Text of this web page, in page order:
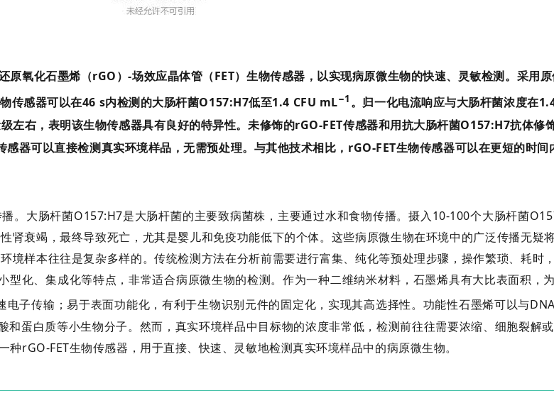
氧化石墨烯（rGO）-场效应晶体管（FET）生物传感器，以实现病原微生物的快速、灵敏检测。采用
传感器可以在46 s内检测的大肠杆菌O157:H7低至1.4 CFU mL−1 。归一化电流响应与大肠杆菌浓度在
右，表明该生物传感器具有良好的特异性。未修饰的rGO-FET传感器和用抗大肠杆菌O157:H7抗体修
器可以直接检测真实环境样品，无需预处理。与其他技术相比，rGO-FET生物传感器可以在更短的时
。大肠杆菌O157:H7是大肠杆菌的主要致病菌株，主要通过水和食物传播。摄入10-100个大肠杆菌
肾衰竭，最终导致死亡，尤其是婴儿和免疫功能低下的个体。这些病原微生物在环境中的广泛传播无疑
境样本往往是复杂多样的。传统检测方法在分析前需要进行富集、纯化等预处理步骤，操作繁琐、耗时
化、集成化等特点，非常适合病原微生物的检测。作为一种二维纳米材料，石墨烯具有大比表面积，
电子传输；易于表面功能化，有利于生物识别元件的固定化，实现其高选择性。功能性石墨烯可以与
蛋白质等小生物分子。然而，真实环境样品中目标物的浓度非常低，检测前往往需要浓缩、细胞裂解
rGO-FET生物传感器，用于直接、快速、灵敏地检测真实环境样品中的病原微生物。